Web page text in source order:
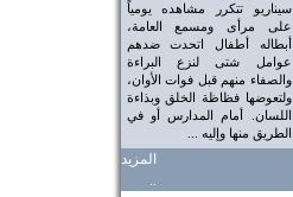
سيناريو تتكرر مشاهده يومياً
على مرأى ومسمع العامة،
أبطاله أطفال اتحدت ضدهم
عوامل شتى لنزع البراءة
والصفاء منهم قبل فوات الأوان،
ولتعوضها فظاظة الخلق وبذاءة
اللسان. أمام المدارس أو في
الطريق منها وإليه ...
المزيد
..